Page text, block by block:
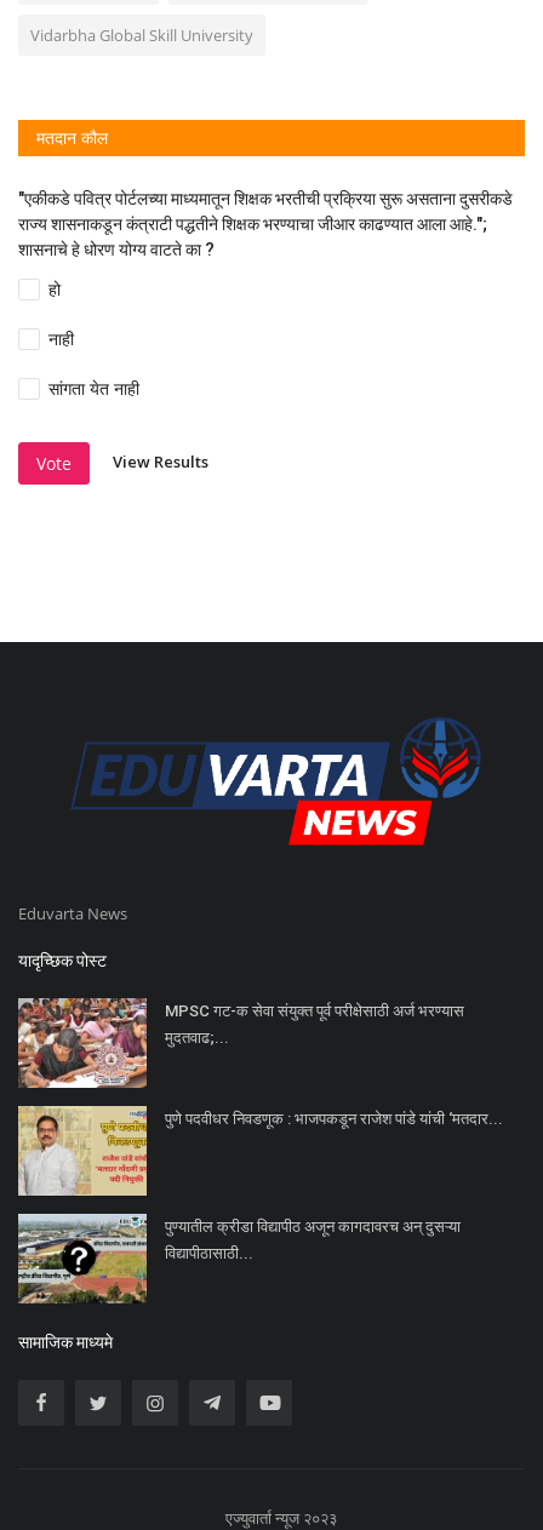
Vidarbha Global Skill University
मतदान कौल
"एकीकडे पवित्र पोर्टलच्या माध्यमातून शिक्षक भरतीची प्रक्रिया सुरू असताना दुसरीकडे
राज्य शासनाकडून कंत्राटी पद्धतीने शिक्षक भरण्याचा जीआर काढण्यात आला आहे.";
शासनाचे हे धोरण योग्य वाटते का ?
हो
नाही
सांगता येत नाही
Vote View Results
Eduvarta News
यादृच्छिक पोस्ट
MPSC गट-क सेवा संयुक्त पूर्व परीक्षेसाठी अर्ज भरण्यास
मुदतवाढ;...
पुणे पदवीधर निवडणूक : भाजपकडून राजेश पांडे यांची ‘मतदार...
पुण्यातील क्रीडा विद्यापीठ अजून कागदावरच अन् दुसऱ्या
विद्यापीठासाठी...
सामाजिक माध्यमे
एज्युवार्ता न्यूज २०२३